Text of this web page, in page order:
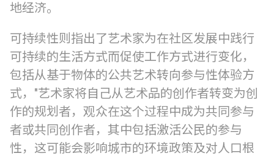
地经济。
可持续性则指出了艺术家为在社区发展中践行
可持续的生活方式而促使工作方式进行变化，
包括从基于物体的公共艺术转向参与性体验方
式，"艺术家将自己从艺术品的创作者转变为创
作的规划者，观众在这个过程中成为共同参与
者或共同创作者，其中包括激活公民的参与
性，这可能会影响城市的环境政策及对人口根